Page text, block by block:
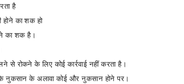
है
होने का शक हो
का शक है।
रोकने के लिए कोई कार्रवाई नहीं करता है।
नुकसान के अलावा कोई और नुकसान होने पर।